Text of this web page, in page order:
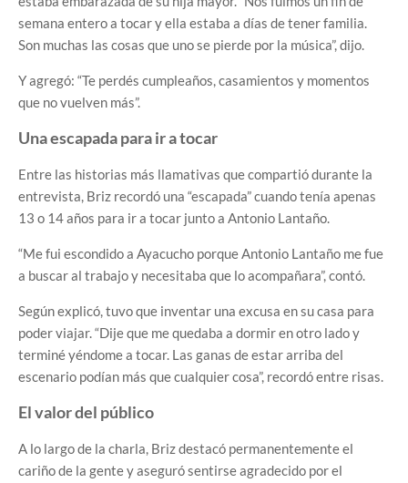
semana entero a tocar y ella estaba a días de tener familia.
Son muchas las cosas que uno se pierde por la música”, dijo.
Y agregó: “Te perdés cumpleaños, casamientos y momentos
que no vuelven más”.
Una escapada para ir a tocar
Entre las historias más llamativas que compartió durante la
entrevista, Briz recordó una “escapada” cuando tenía apenas
13 o 14 años para ir a tocar junto a Antonio Lantaño.
“Me fui escondido a Ayacucho porque Antonio Lantaño me fue
a buscar al trabajo y necesitaba que lo acompañara”, contó.
Según explicó, tuvo que inventar una excusa en su casa para
poder viajar. “Dije que me quedaba a dormir en otro lado y
terminé yéndome a tocar. Las ganas de estar arriba del
escenario podían más que cualquier cosa”, recordó entre risas.
El valor del público
A lo largo de la charla, Briz destacó permanentemente el
cariño de la gente y aseguró sentirse agradecido por el